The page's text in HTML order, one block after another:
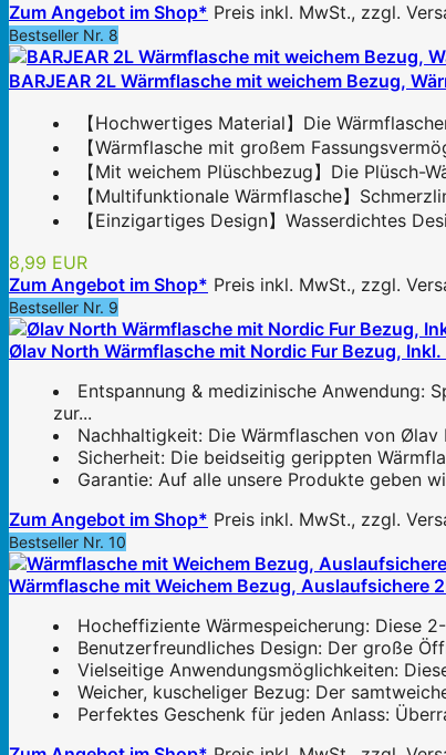
Zum Angebot im Shop* Preis inkl. MwSt., zzgl.
Bestseller Nr. 8
BARJEAR 2L Wärmflasche mit weichem Bezug,
【Hochwertiges Material】Die
【Wärmflasche mit großem
【Mit weichem Plüschbezug】Die Plüsch-
【Multifunktionale Wärmflasche】
【Einzigartiges Design】Wasserdichtes
8,99 EUR
Zum Angebot im Shop* Preis inkl. MwSt., zzgl.
Bestseller Nr. 9
Ølav North Wärmflasche mit Nordic Fur Bezug,
Entspannung & medizinische Anwendung:
zur...
Nachhaltigkeit: Die Wärmflaschen von
Sicherheit: Die beidseitig gerippten
Garantie: Auf alle unsere Produkte geben
Zum Angebot im Shop* Preis inkl. MwSt., zzgl.
Bestseller Nr. 10
Wärmflasche mit Weichem Bezug, Auslaufsichere
Hocheffiziente Wärmespeicherung: Diese
Benutzerfreundliches Design: Der große
Vielseitige Anwendungsmöglichkeiten:
Weicher, kuscheliger Bezug: Der
Perfektes Geschenk für jeden Anlass: